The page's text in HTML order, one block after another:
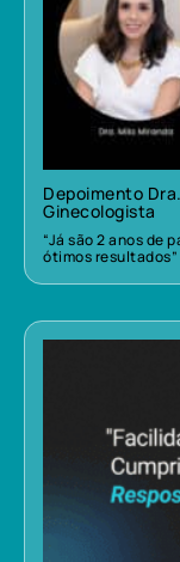
Depoimento
Ginecologista
“Já são 2 anos de
ótimos resultados”